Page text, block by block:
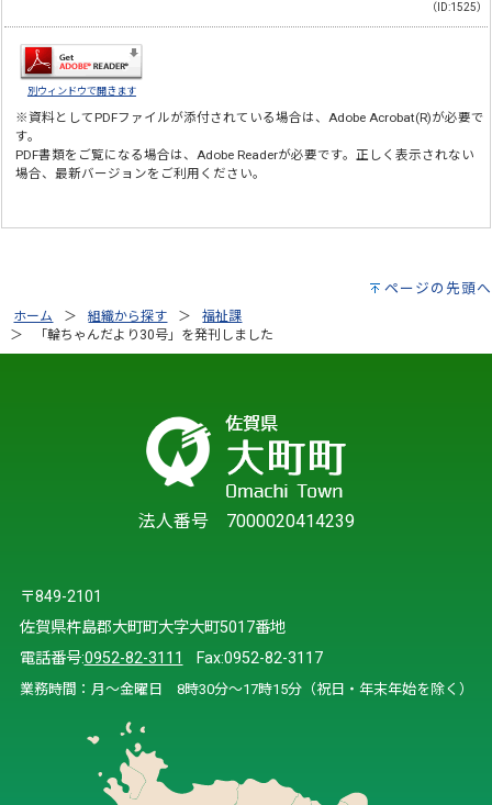
（ID:1525）
別ウィンドウで開きます
※資料としてPDFファイルが添付されている場合は、Adobe Acrobat(R)が必要で
す。
PDF書類をご覧になる場合は、Adobe Readerが必要です。正しく表示されない
場合、最新バージョンをご利用ください。
ページの先頭へ
ホーム 組織から探す
福祉課
「輪ちゃんだより30号」を発刊しました
法人番号 7000020414239
〒849-2101
佐賀県杵島郡大町町大字大町5017番地
電話番号:0952-82-3111 Fax:0952-82-3117
業務時間：月～金曜日 8時30分～17時15分（祝日・年末年始を除く）